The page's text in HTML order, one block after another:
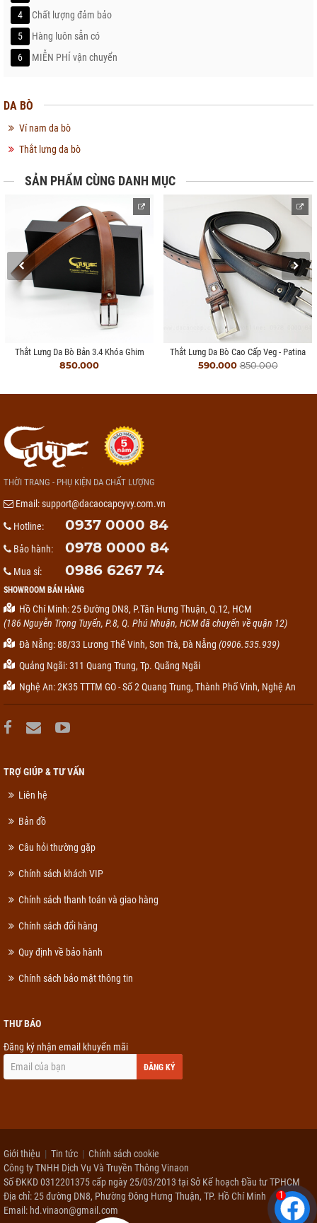
4
Chất lượng đảm bảo
5
Hàng luôn sẵn có
6
MIỄN PHÍ vận chuyển
DA BÒ
Ví nam da bò
Thắt lưng da bò
SẢN PHẨM CÙNG DANH MỤC
Thắt Lưng Da Bò Bản 3.4 Khóa Ghim
850.000
Thắt Lưng Da Bò Cao Cấp Veg - Patina
590.000850.000
THỜI TRANG - PHỤ KIỆN DA CHẤT LƯỢNG
Email:support@dacaocapcyvy.com.vn
Hotline:
0937 0000 84
Bảo hành: 0978 0000 84
Mua sỉ: 0986 6267 74
SHOWROOM BÁN HÀNG
Hồ Chí Minh: 25 Đường DN8, P.Tân Hưng Thuận, Q.12, HCM
(186 Nguyễn Trọng Tuyển, P.8, Q. Phú Nhuận, HCM đã chuyển về quận 12)
Đà Nẵng: 88/33 Lương Thế Vinh, Sơn Trà, Đà Nẵng (0906.535.939)
Quảng Ngãi: 311 Quang Trung, Tp. Quãng Ngãi
Nghệ An: 2K35 TTTM GO - Số 2 Quang Trung, Thành Phố Vinh, Nghệ An
TRỢ GIÚP & TƯ VẤN
Liên hệ
Bản đồ
Câu hỏi thường gặp
Chính sách khách VIP
Chính sách thanh toán và giao hàng
Chính sách đổi hàng
Quy định về bảo hành
Chính sách bảo mật thông tin
THƯ BÁO
Đăng ký nhận email khuyến mãi
ĐĂNG KÝ
Giới thiệu Tin tức
Chính sách cookie
Công ty TNHH Dịch Vụ Và Truyền Thông Vinaon
Số ĐKKD 0312201375 cấp ngày 25/03/2013 tại Sở Kế hoạch Đầu tư TPHCM
Địa chỉ: 25 đường DN8, Phường Đông Hưng Thuận, TP. Hồ Chí Minh
Email: hd.vinaon@gmail.com
1